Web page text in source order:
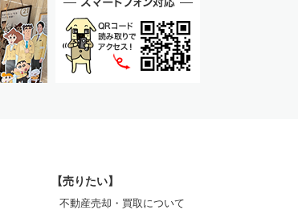
【売りたい】
不動産売却・買取について